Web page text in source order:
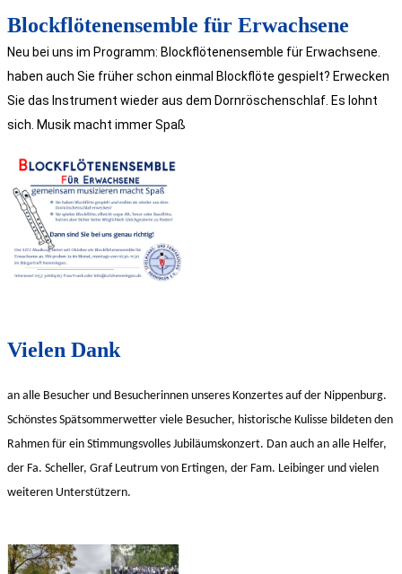
Blockflötenensemble für Erwachsene
Neu bei uns im Programm: Blockflötenensemble für Erwachsene.
haben auch Sie früher schon einmal Blockflöte gespielt? Erwecken
Sie das Instrument wieder aus dem Dornröschenschlaf. Es lohnt
sich. Musik macht immer Spaß
Vielen Dank
an alle Besucher und Besucherinnen unseres Konzertes auf der Nippenburg.
Schönstes Spätsommerwetter viele Besucher, historische Kulisse bildeten den
Rahmen für ein Stimmungsvolles Jubiläumskonzert. Dan auch an alle Helfer,
der Fa. Scheller, Graf Leutrum von Ertingen, der Fam. Leibinger und vielen
weiteren Unterstützern.